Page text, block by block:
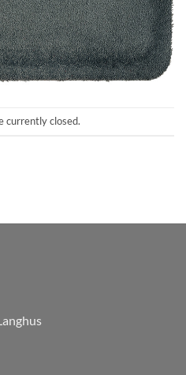
currently closed.